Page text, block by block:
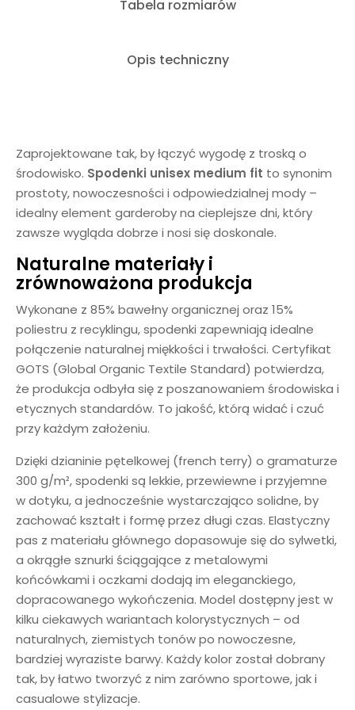
Tabela rozmiarów
Opis techniczny
Zaprojektowane tak, by łączyć wygodę z troską o
środowisko. Spodenki unisex medium fit to synonim
prostoty, nowoczesności i odpowiedzialnej mody –
idealny element garderoby na cieplejsze dni, który
zawsze wygląda dobrze i nosi się doskonale.
Naturalne materiały i
zrównoważona produkcja
Wykonane z 85% bawełny organicznej oraz 15%
poliestru z recyklingu, spodenki zapewniają idealne
połączenie naturalnej miękkości i trwałości. Certyfikat
GOTS (Global Organic Textile Standard) potwierdza,
że produkcja odbyła się z poszanowaniem środowiska i
etycznych standardów. To jakość, którą widać i czuć
przy każdym założeniu.
Dzięki dzianinie pętelkowej (french terry) o gramaturze
300 g/m², spodenki są lekkie, przewiewne i przyjemne
w dotyku, a jednocześnie wystarczająco solidne, by
zachować kształt i formę przez długi czas. Elastyczny
pas z materiału głównego dopasowuje się do sylwetki,
a okrągłe sznurki ściągające z metalowymi
końcówkami i oczkami dodają im eleganckiego,
dopracowanego wykończenia. Model dostępny jest w
kilku ciekawych wariantach kolorystycznych – od
naturalnych, ziemistych tonów po nowoczesne,
bardziej wyraziste barwy. Każdy kolor został dobrany
tak, by łatwo tworzyć z nim zarówno sportowe, jak i
casualowe stylizacje.